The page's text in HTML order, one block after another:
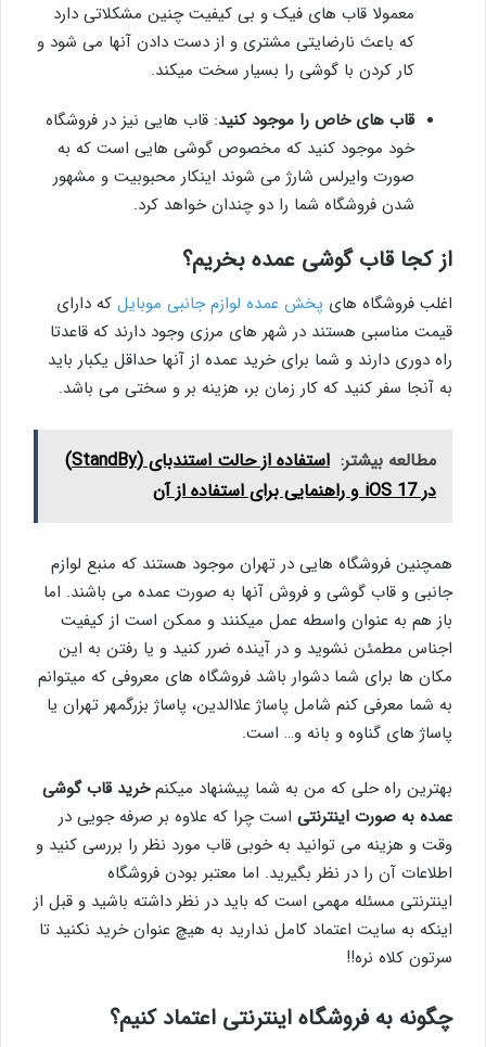
معمولا قاب های فیک و بی کیفیت چنین مشکلاتی دارد
که باعث نارضایتی مشتری و از دست دادن آنها می شود و
کار کردن با گوشی را بسیار سخت میکند.
قاب های خاص را موجود کنید: قاب هایی نیز در فروشگاه
خود موجود کنید که مخصوص گوشی هایی است که به
صورت وایرلس شارژ می شوند اینکار محبوبیت و مشهور
شدن فروشگاه شما را دو چندان خواهد کرد.
از کجا قاب گوشی عمده بخریم؟
اغلب فروشگاه های پخش عمده لوازم جانبی موبایل که دارای
قیمت مناسبی هستند در شهر های مرزی وجود دارند که قاعدتا
راه دوری دارند و شما برای خرید عمده از آنها حداقل یکبار باید
به آنجا سفر کنید که کار زمان بر، هزینه بر و سختی می باشد.
مطالعه بیشتر:
استفاده از حالت استندبای (StandBy)
در iOS 17 و راهنمایی برای استفاده از آن
همچنین فروشگاه هایی در تهران موجود هستند که منبع لوازم
جانبی و قاب گوشی و فروش آنها به صورت عمده می باشند. اما
باز هم به عنوان واسطه عمل میکنند و ممکن است از کیفیت
اجناس مطمئن نشوید و در آینده ضرر کنید و یا رفتن به این
مکان ها برای شما دشوار باشد فروشگاه های معروفی که میتوانم
به شما معرفی کنم شامل پاساژ علاالدین، پاساژ بزرگمهر تهران یا
پاساژ های گناوه و بانه و… است.
بهترین راه حلی که من به شما پیشنهاد میکنمخرید قاب گوشی
عمده به صورت اینترنتی است چرا که علاوه بر صرفه جویی در
وقت و هزینه می توانید به خوبی قاب مورد نظر را بررسی کنید و
اطلاعات آن را در نظر بگیرید. اما معتبر بودن فروشگاه
اینترنتی مسئله مهمی است که باید در نظر داشته باشید و قبل از
اینکه به سایت اعتماد کامل ندارید به هیچ عنوان خرید نکنید تا
سرتون کلاه نره!!
چگونه به فروشگاه اینترنتی اعتماد کنیم؟